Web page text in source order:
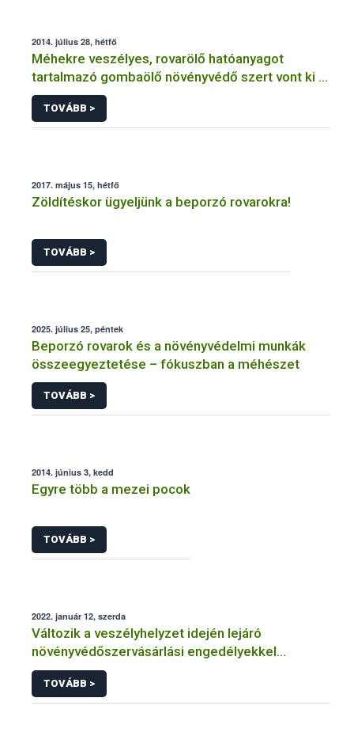
2014. július 28, hétfő
Méhekre veszélyes, rovarölő hatóanyagot
tartalmazó gombaölő növényvédő szert vont ki a
forgalomból a NÉBIH
TOVÁBB >
2017. május 15, hétfő
Zöldítéskor ügyeljünk a beporzó rovarokra!
TOVÁBB >
2025. július 25, péntek
Beporzó rovarok és a növényvédelmi munkák
összeegyeztetése – fókuszban a méhészet
TOVÁBB >
2014. június 3, kedd
Egyre több a mezei pocok
TOVÁBB >
2022. január 12, szerda
Változik a veszélyhelyzet idején lejáró
növényvédőszervásárlási engedélyekkel
kapcsolatos szabályozás
TOVÁBB >